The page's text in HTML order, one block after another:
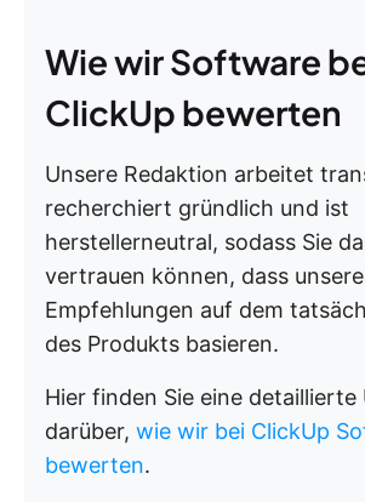
Wie wir Software
ClickUp bewerten
Unsere Redaktion arbeitet
recherchiert gründlich und ist
herstellerneutral, sodass Sie
vertrauen können, dass unsere
Empfehlungen auf dem
des Produkts basieren.
Hier finden Sie eine detaillierte
darüber, wie wir bei ClickUp
bewerten.